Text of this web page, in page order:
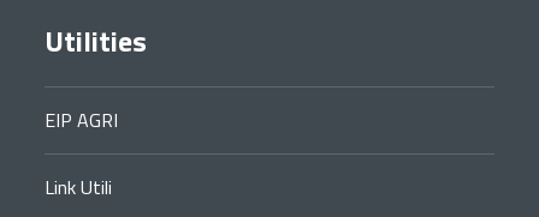
Utilities
EIP AGRI
Link Utili